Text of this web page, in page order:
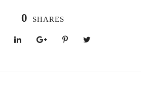
0 SHARES